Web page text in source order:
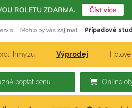
Mohlo by vás zajímat Případové
hmyzu Výprodej
Online
poptat cenu
ROLETU ZDARMA. Číst více